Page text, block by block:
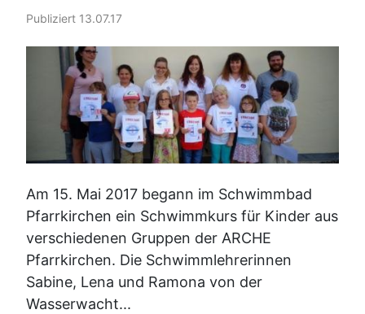
Publiziert 13.07.17
Am 15. Mai 2017 begann im Schwimmbad
Pfarrkirchen ein Schwimmkurs für Kinder aus
verschiedenen Gruppen der ARCHE
Pfarrkirchen. Die Schwimmlehrerinnen
Sabine, Lena und Ramona von der
Wasserwacht...